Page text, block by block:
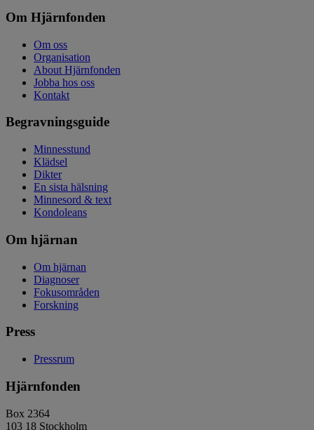
Om Hjärnfonden
Om oss
Organisation
About Hjärnfonden
Jobba hos oss
Kontakt
Begravningsguide
Minnesstund
Klädsel
Dikter
En sista hälsning
Minnesord & text
Kondoleans
Om hjärnan
Om hjärnan
Diagnoser
Fokusområden
Forskning
Press
Pressrum
Hjärnfonden
Box 2364
103 18 Stockholm